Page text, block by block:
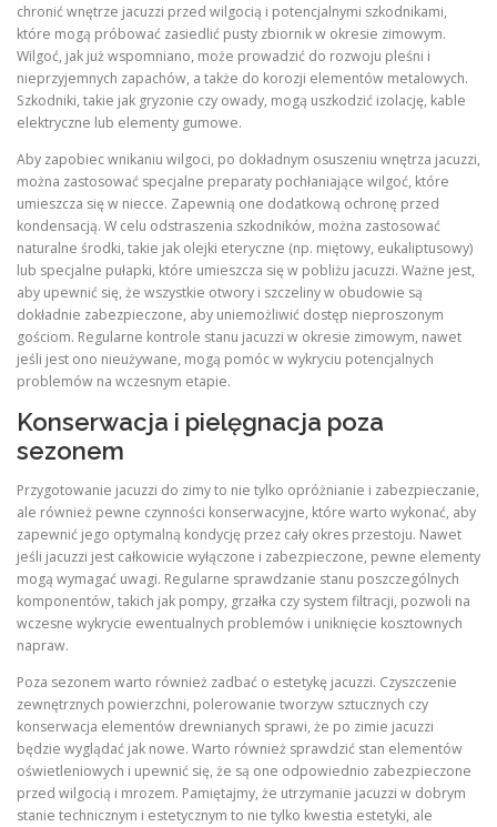
chronić wnętrze jacuzzi przed wilgocią i potencjalnymi szkodnikami,
które mogą próbować zasiedlić pusty zbiornik w okresie zimowym.
Wilgoć, jak już wspomniano, może prowadzić do rozwoju pleśni i
nieprzyjemnych zapachów, a także do korozji elementów metalowych.
Szkodniki, takie jak gryzonie czy owady, mogą uszkodzić izolację, kable
elektryczne lub elementy gumowe.
Aby zapobiec wnikaniu wilgoci, po dokładnym osuszeniu wnętrza jacuzzi,
można zastosować specjalne preparaty pochłaniające wilgoć, które
umieszcza się w niecce. Zapewnią one dodatkową ochronę przed
kondensacją. W celu odstraszenia szkodników, można zastosować
naturalne środki, takie jak olejki eteryczne (np. miętowy, eukaliptusowy)
lub specjalne pułapki, które umieszcza się w pobliżu jacuzzi. Ważne jest,
aby upewnić się, że wszystkie otwory i szczeliny w obudowie są
dokładnie zabezpieczone, aby uniemożliwić dostęp nieproszonym
gościom. Regularne kontrole stanu jacuzzi w okresie zimowym, nawet
jeśli jest ono nieużywane, mogą pomóc w wykryciu potencjalnych
problemów na wczesnym etapie.
Konserwacja i pielęgnacja poza
sezonem
Przygotowanie jacuzzi do zimy to nie tylko opróżnianie i zabezpieczanie,
ale również pewne czynności konserwacyjne, które warto wykonać, aby
zapewnić jego optymalną kondycję przez cały okres przestoju. Nawet
jeśli jacuzzi jest całkowicie wyłączone i zabezpieczone, pewne elementy
mogą wymagać uwagi. Regularne sprawdzanie stanu poszczególnych
komponentów, takich jak pompy, grzałka czy system filtracji, pozwoli na
wczesne wykrycie ewentualnych problemów i uniknięcie kosztownych
napraw.
Poza sezonem warto również zadbać o estetykę jacuzzi. Czyszczenie
zewnętrznych powierzchni, polerowanie tworzyw sztucznych czy
konserwacja elementów drewnianych sprawi, że po zimie jacuzzi
będzie wyglądać jak nowe. Warto również sprawdzić stan elementów
oświetleniowych i upewnić się, że są one odpowiednio zabezpieczone
przed wilgocią i mrozem. Pamiętajmy, że utrzymanie jacuzzi w dobrym
stanie technicznym i estetycznym to nie tylko kwestia estetyki, ale